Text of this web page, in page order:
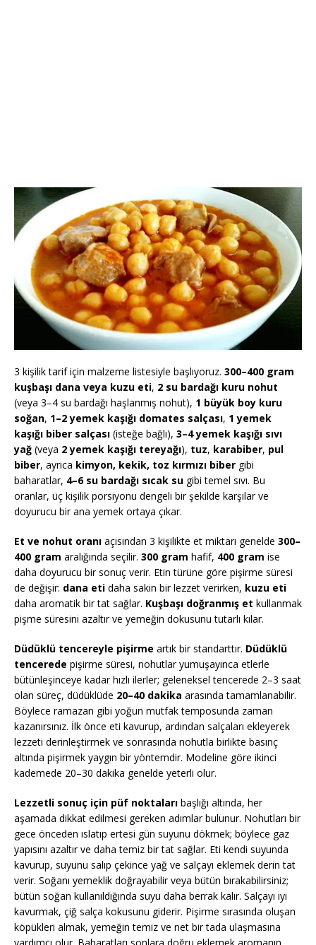
3 kişilik tarif için malzeme listesiyle başlıyoruz. 300–400 gram
kuşbaşı dana veya kuzu eti, 2 su bardağı kuru nohut
(veya 3–4 su bardağı haşlanmış nohut), 1 büyük boy kuru
soğan, 1–2 yemek kaşığı domates salçası, 1 yemek
kaşığı biber salçası (isteğe bağlı), 3–4 yemek kaşığı sıvı
yağ (veya 2 yemek kaşığı tereyağı), tuz, karabiber, pul
biber, ayrıca kimyon, kekik, toz kırmızı biber gibi
baharatlar, 4–6 su bardağı sıcak su gibi temel sıvı. Bu
oranlar, üç kişilik porsiyonu dengeli bir şekilde karşılar ve
doyurucu bir ana yemek ortaya çıkar.
Et ve nohut oranı açısından 3 kişilikte et miktarı genelde 300–
400 gram aralığında seçilir. 300 gram hafif, 400 gram ise
daha doyurucu bir sonuç verir. Etin türüne göre pişirme süresi
de değişir: dana eti daha sakin bir lezzet verirken, kuzu eti
daha aromatik bir tat sağlar. Kuşbaşı doğranmış et kullanmak
pişme süresini azaltır ve yemeğin dokusunu tutarlı kılar.
Düdüklü tencereyle pişirme artık bir standarttır. Düdüklü
tencerede pişirme süresi, nohutlar yumuşayınca etlerle
bütünleşinceye kadar hızlı ilerler; geleneksel tencerede 2–3 saat
olan süreç, düdüklüde 20–40 dakika arasında tamamlanabilir.
Böylece ramazan gibi yoğun mutfak temposunda zaman
kazanırsınız. İlk önce eti kavurup, ardından salçaları ekleyerek
lezzeti derinleştirmek ve sonrasında nohutla birlikte basınç
altında pişirmek yaygın bir yöntemdir. Modeline göre ikinci
kademede 20–30 dakika genelde yeterli olur.
Lezzetli sonuç için püf noktaları başlığı altında, her
aşamada dikkat edilmesi gereken adımlar bulunur. Nohutları bir
gece önceden ıslatıp ertesi gün suyunu dökmek; böylece gaz
yapısını azaltır ve daha temiz bir tat sağlar. Eti kendi suyunda
kavurup, suyunu salıp çekince yağ ve salçayı eklemek derin tat
verir. Soğanı yemeklik doğrayabilir veya bütün bırakabilirsiniz;
bütün soğan kullanıldığında suyu daha berrak kalır. Salçayı iyi
kavurmak, çiğ salça kokusunu giderir. Pişirme sırasında oluşan
köpükleri almak, yemeğin temiz ve net bir tada ulaşmasına